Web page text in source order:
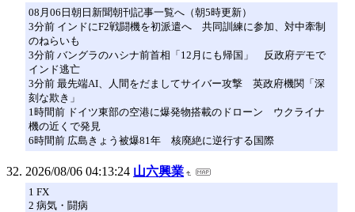
08月06日朝日新聞朝刊記事一覧へ（朝5時更新）
3分前 インドにF2戦闘機を初派遣へ 共同訓練に参加、対中牽制
のねらいも
3分前 バングラのハシナ前首相「12月にも帰国」 反政府デモで
インド逃亡
3分前 最先端AI、人間をだましてサイバー攻撃 英政府機関「深
刻な欺き」
1時間前 ドイツ東部の空港に爆発物搭載のドローン ウクライナ
機の近くで発見
6時間前 広島きょう被爆81年 核廃絶に逆行する国際
2026/08/06 04:13:24 山六興業
1 FX
2 病気・闘病